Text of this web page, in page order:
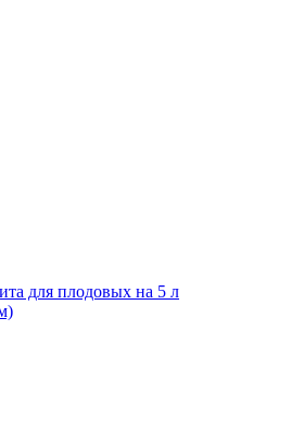
для плодовых на 5 л